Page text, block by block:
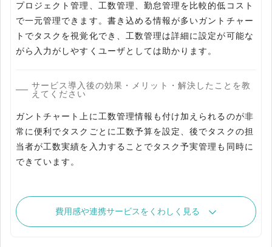
プロジェクト管理、工数管理、勤怠管理を比較的低コスト
で一元管理できます。書き込める情報が多いガントチャー
トでタスクを視覚化でき、工数管理は詳細に設定が可能な
がら入力がしやすくユーザとしては助かります。
サービス導入後の効果・メリット・解決したことを教
えてください
ガントチャート上に工数管理情報も付け加えられるのが非
常に便利でタスクごとに工数予算を設定、後でタスクの担
当者が工数実績を入力することでタスク予実管理も同時に
できています。
費用感や連携サービスをくわしく見る